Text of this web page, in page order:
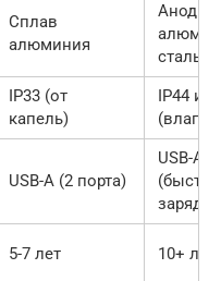
Сплав
алюминия
сталь
IP33 (от
капель)
IP44 и
USB-A (2 порта)
USB-A
5-7 лет 10+ лет